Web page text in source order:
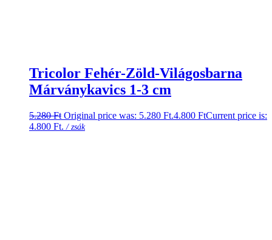
Tricolor Fehér-Zöld-Világosbarna
Márványkavics 1-3 cm
5.280Ft Original price was: 5.280 Ft.4.800 FtCurrent price is:
4.800 Ft. / zsák